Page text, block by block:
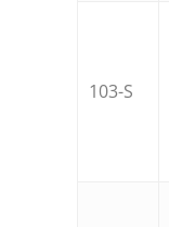
103-S